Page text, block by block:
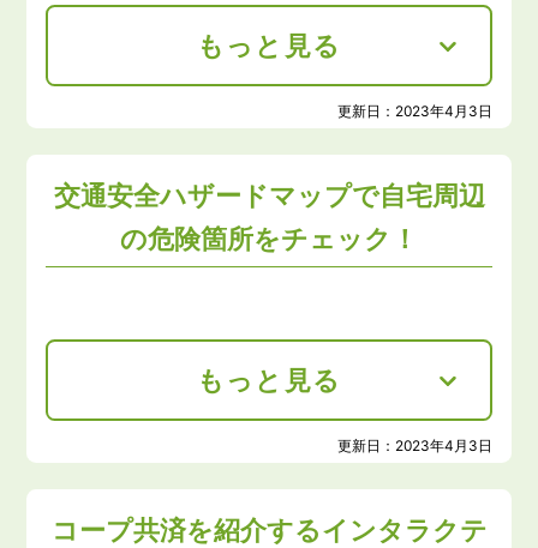
もっと見る
更新日： 2023年4月3日
交通安全ハザードマップで自宅周辺
の危険箇所をチェック！
もっと見る
更新日： 2023年4月3日
コープ共済を紹介するインタラクテ